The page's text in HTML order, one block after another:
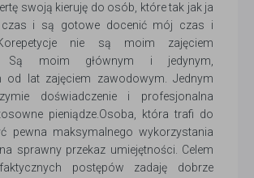
swoją kieruję do osób, które tak jak ja
i są gotowe docenić mój czas i
nie są moim zajęciem
Są moim głównym i jedynym,
od lat zajęciem zawodowym. Jednym
doświadczenie i profesjonalna
pieniądze.Osoba, która trafi do
pewna maksymalnego wykorzystania
sprawny przekaz umiejętności. Celem
postępów zadaję dobrze